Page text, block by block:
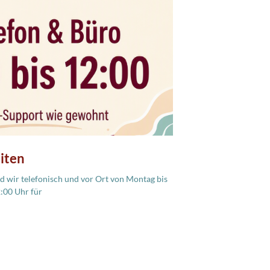
wir telefonisch und vor Ort von Montag bis
Uhr für